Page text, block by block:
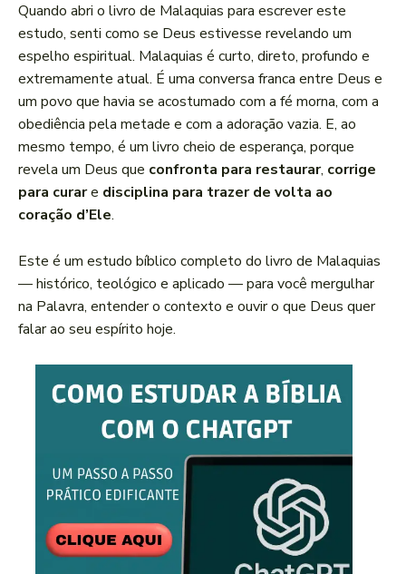
Quando abri o livro de Malaquias para escrever este
estudo, senti como se Deus estivesse revelando um
espelho espiritual. Malaquias é curto, direto, profundo e
extremamente atual. É uma conversa franca entre Deus e
um povo que havia se acostumado com a fé morna, com a
obediência pela metade e com a adoração vazia. E, ao
mesmo tempo, é um livro cheio de esperança, porque
revela um Deus que confronta para restaurar, corrige
para curare disciplina para trazer de volta ao
coração d’Ele.
Este é um estudo bíblico completo do livro de Malaquias
— histórico, teológico e aplicado — para você mergulhar
na Palavra, entender o contexto e ouvir o que Deus quer
falar ao seu espírito hoje.